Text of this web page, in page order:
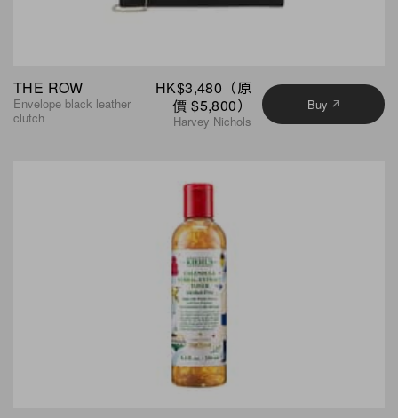
THE ROW
Envelope black leather
clutch
HK$3,480（原
價 $5,800）
Harvey Nichols
Buy